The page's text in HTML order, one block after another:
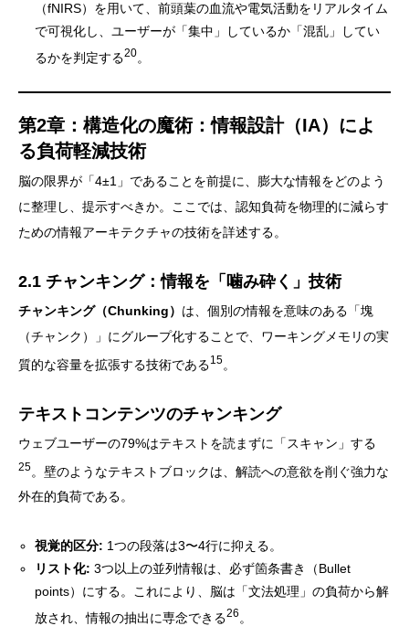
（fNIRS）を用いて、前頭葉の血流や電気活動をリアルタイム
で可視化し、ユーザーが「集中」しているか「混乱」してい
るかを判定する20。
第2章：構造化の魔術：情報設計（IA）によ
る負荷軽減技術
脳の限界が「4±1」であることを前提に、膨大な情報をどのよう
に整理し、提示すべきか。ここでは、認知負荷を物理的に減らす
ための情報アーキテクチャの技術を詳述する。
2.1 チャンキング：情報を「噛み砕く」技術
チャンキング（Chunking） は、個別の情報を意味のある「塊
（チャンク）」にグループ化することで、ワーキングメモリの実
質的な容量を拡張する技術である15。
テキストコンテンツのチャンキング
ウェブユーザーの79%はテキストを読まずに「スキャン」する
25。壁のようなテキストブロックは、解読への意欲を削ぐ強力な
外在的負荷である。
視覚的区分: 1つの段落は3〜4行に抑える。
リスト化: 3つ以上の並列情報は、必ず箇条書き（Bullet
points）にする。これにより、脳は「文法処理」の負荷から解
放され、情報の抽出に専念できる26 。